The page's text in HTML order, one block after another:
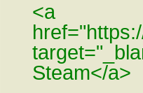
<a
Steam</a>